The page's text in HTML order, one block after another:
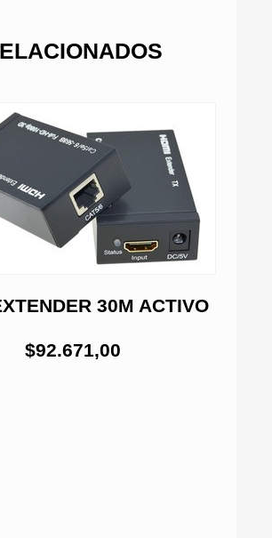
30M ACTIVO
$92.671,00